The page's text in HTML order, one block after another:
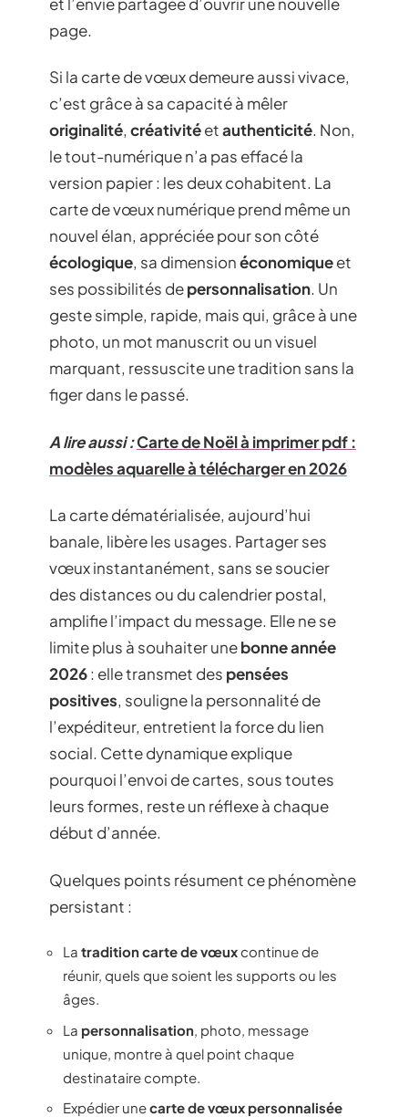
page.
Si la carte de vœux demeure aussi vivace,
c’est grâce à sa capacité à mêler
originalité, créativitéetauthenticité. Non,
le tout-numérique n’a pas effacé la
version papier : les deux cohabitent. La
carte de vœux numérique prend même un
nouvel élan, appréciée pour son côté
écologique, sa dimensionéconomiqueet
ses possibilités depersonnalisation. Un
geste simple, rapide, mais qui, grâce à une
photo, un mot manuscrit ou un visuel
marquant, ressuscite une tradition sans la
figer dans le passé.
A lire aussi :Carte de Noël à imprimer pdf :
modèles aquarelle à télécharger en 2026
La carte dématérialisée, aujourd’hui
banale, libère les usages. Partager ses
vœux instantanément, sans se soucier
des distances ou du calendrier postal,
amplifie l’impact du message. Elle ne se
limite plus à souhaiter unebonne année
2026: elle transmet des pensées
positives, souligne la personnalité de
l’expéditeur, entretient la force du lien
social. Cette dynamique explique
pourquoi l’envoi de cartes, sous toutes
leurs formes, reste un réflexe à chaque
début d’année.
Quelques points résument ce phénomène
persistant :
La tradition carte de vœuxcontinue de
réunir, quels que soient les supports ou les
âges.
La personnalisation , photo, message
unique, montre à quel point chaque
destinataire compte.
Expédier unecarte de vœux personnalisée